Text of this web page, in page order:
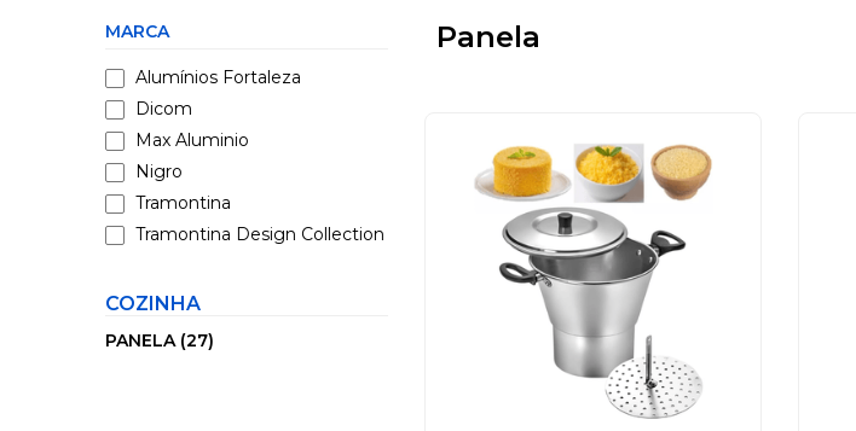
MARCA
Alumínios Fortaleza
Dicom
Max Aluminio
Nigro
Tramontina
Tramontina Design Collection
COZINHA
PANELA (27)
Panela